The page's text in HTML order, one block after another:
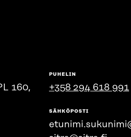
160,
PUHELIN
+358 294 618 991
SÄHKÖPOSTI